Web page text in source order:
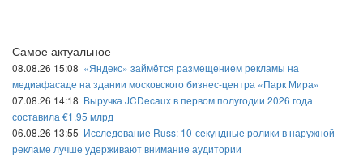
Самое актуальное
08.08.26 15:08 «Яндекс» займётся размещением рекламы на
медиафасаде на здании московского бизнес-центра «Парк Мира»
07.08.26 14:18 Выручка JCDecaux в первом полугодии 2026 года
составила €1,95 млрд
06.08.26 13:55 Исследование Russ: 10-секундные ролики в наружной
рекламе лучше удерживают внимание аудитории